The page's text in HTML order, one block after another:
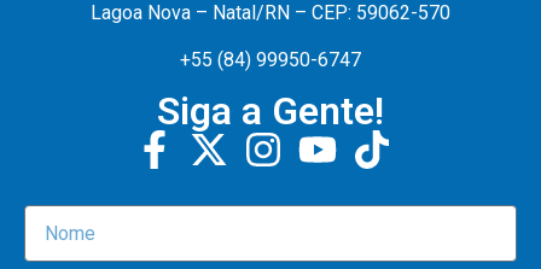
Lagoa Nova – Natal/RN – CEP: 59062-570
+55 (84) 99950-6747
Siga a Gente!